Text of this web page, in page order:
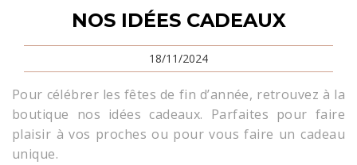
NOS IDÉES CADEAUX
18/11/2024
Pour célébrer les fêtes de fin d’année, retrouvez à la
boutique nos idées cadeaux. Parfaites pour faire
plaisir à vos proches ou pour vous faire un cadeau
unique.